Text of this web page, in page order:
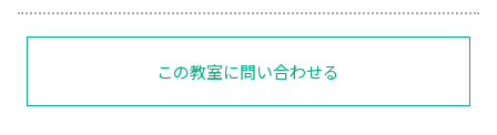
この教室に問い合わせる